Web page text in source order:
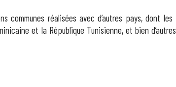
réalisées avec d’autres pays, dont
et la République Tunisienne, et bien